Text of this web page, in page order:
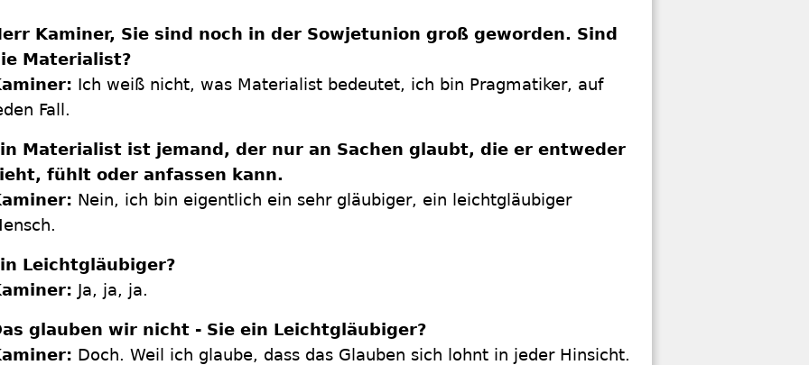
Kaminer, Sie sind noch in der Sowjetunion groß geworden. Sind
Materialist?
Ich weiß nicht, was Materialist bedeutet, ich bin Pragmatiker, auf
Fall.
Materialist ist jemand, der nur an Sachen glaubt, die er entweder
fühlt oder anfassen kann.
Nein, ich bin eigentlich ein sehr gläubiger, ein leichtgläubiger
Leichtgläubiger?
Ja, ja, ja.
glauben wir nicht - Sie ein Leichtgläubiger?
Doch. Weil ich glaube, dass das Glauben sich lohnt in jeder Hinsicht.